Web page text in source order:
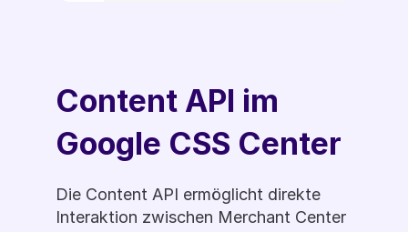
Content API im
Google CSS Center
Die Content API ermöglicht direkte
Interaktion zwischen Merchant Center